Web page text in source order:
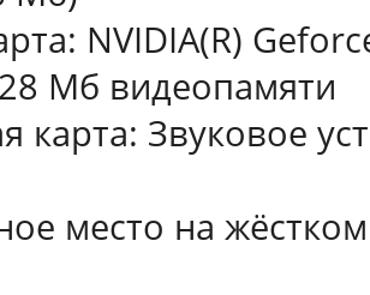
NVIDIA(R)
Мб видеопамяти
карта: Звуковое
место на